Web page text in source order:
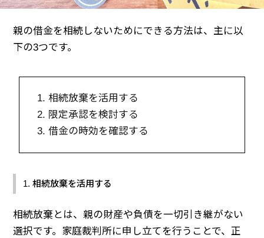
親の借金を相続しないためにできる方法は、主に以
下の3つです。
1. 相続放棄を活用する
2. 限定承認を検討する
3. 借金の時効を確認する
1. 相続放棄を活用する
相続放棄とは、親の財産や負債を一切引き継がない
選択です。家庭裁判所に申し立てを行うことで、正